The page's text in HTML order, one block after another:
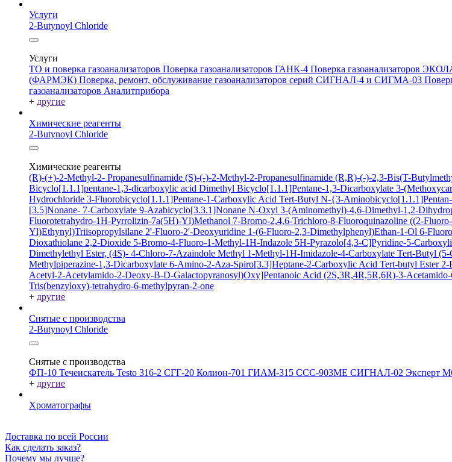
Услуги
2-Butynoyl Chloride
Услуги
ТО и поверка газоанализаторов Поверка газоанализаторов ГАНК-4 Поверка газоанализаторов
(ФАРМЭК) Поверка, ремонт, обслуживание газоанализаторов серий СИГНАЛ-4 и СИГМА-03
газоанализаторов Аналитприбора
+ другие
Химические реагенты
2-Butynoyl Chloride
Химические реагенты
(R)-(+)-2-Methyl-2- Propanesulfinamide (S)-(-)-2-Methyl-2-Propanesulfinamide (R,R)-(-)-2,3-Bis(T-
Bicyclo[1.1.1]pentane-1,3-dicarboxylic acid Dimethyl Bicyclo[1.1.1]Pentane-1,3-Dicarboxylate 3-
Hydrochloride 3-Fluorobicyclo[1.1.1]Pentane-1-Carboxylic Acid Tert-Butyl N-{3-
[3.5]Nonane- 7-Carboxylate 9-Azabicyclo[3.3.1]Nonane N-Oxyl 3-(Aminomethyl)-4,6-Dimethyl-1,2-
Fluorotetrahydro-1H-Pyrrolizin-7a(5H)-Yl)Methanol 7-Bromo-2,4,6-Trichloro-8-Fluoroquinazoline ((2-
Yl)Ethynyl)Triisopropylsilane 2'-Fluoro-2'-Deoxyuridine 1-(6-Fluoro-2,3-Dimethylphenyl)Ethan-1-Ol 6-
Dioxathiolane 2,2-Dioxide 5-Bromo-4-Fluoro-1-Methyl-1H-Indazole 5H-Pyrazolo[4,3-C]Pyridine-5-
Dimethylethyl Ester, (4S)- 4-Chloro-7-Azaindole Methyl 1-Methyl-1H-Imidazole-4-Carboxylate Tert-Butyl
Methylpiperazine-1,3-Dicarboxylate 6-Amino-2-Aza-Spiro[3.3]Heptane-2-Carboxylic Acid Tert-butyl Ester 2-
Acetyl-2-Acetylamido-2-Deoxy-B-D-Galactopyranosyl)Oxy]Pentanoic Acid (2S,3R,4R,5R,6R)-3-
Tris(benzyloxy)-tetrahydro-6-methylpyran-2-one
+ другие
Снятые с производства
2-Butynoyl Chloride
Снятые с производства
ФП-10 Течеискатель Testo 316-2 СГГ-20 Колион-701 ГИАМ-315 ССС-903МЕ СИГНАЛ-02 Эксперт
+ другие
Хроматографы
Доставка по всей России
Как сделать заказ?
Почему мы лучше?